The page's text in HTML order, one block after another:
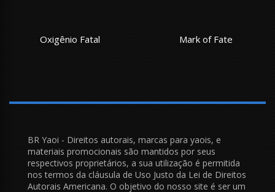
Oxigênio Fatal Mark of Fate
BR Yaoi - Direitos autorais, marcas para yaois, e
materiais promocionais são mantidos por seus
respectivos proprietários, a sua utilização é permitida
nos termos da cláusula de Uso Justo da Lei de Direitos
Autorais Americana. O objetivo do nosso site é ser um